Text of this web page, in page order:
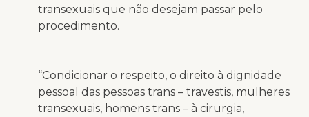
transexuais que não desejam passar pelo
procedimento.
“Condicionar o respeito, o direito à dignidade
pessoal das pessoas trans – travestis, mulheres
transexuais, homens trans – à cirurgia,